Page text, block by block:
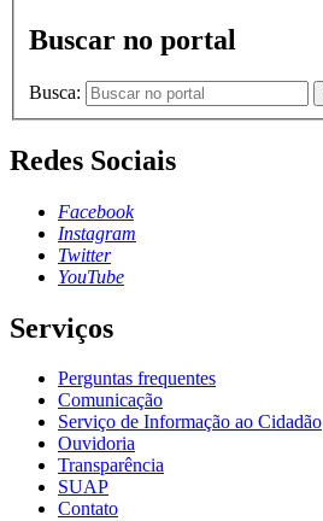
Buscar no portal
Busca:
Redes Sociais
Facebook
Instagram
Twitter
YouTube
Serviços
Perguntas frequentes
Comunicação
Serviço de Informação ao Cidadão
Ouvidoria
Transparência
SUAP
Contato